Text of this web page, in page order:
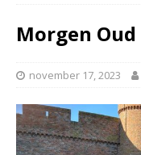
Morgen
november 17, 2023